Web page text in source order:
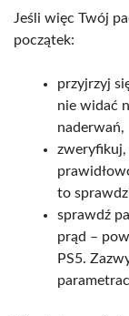
Jeśli więc Twój
początek:
przyjrzyj
nie widać
naderwań,
zweryfikuj,
to
sprawdź
prąd –
PS5.